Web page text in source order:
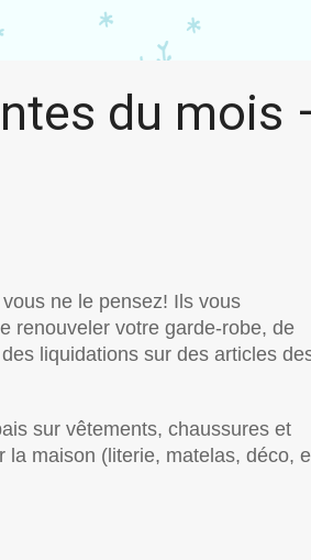
du mois
ne le pensez! Ils vous
renouveler votre garde-robe, de
liquidations sur des articles
sur vêtements, chaussures et
la maison (literie, matelas, déco,